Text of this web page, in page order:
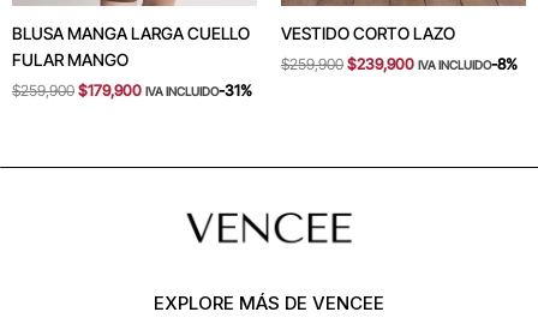
BLUSA MANGA LARGA CUELLO
FULAR MANGO
$259,900 $179,900 IVA INCLUIDO-31%
VESTIDO CORTO LAZO
$259,900 $239,900 IVA INCLUIDO-8%
EXPLORE MÁS DE VENCEE